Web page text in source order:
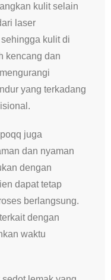
kulit selain
laser
kulit di
kencang dan
yang terkadang
juga
dan nyaman
dengan
dapat tetap
berlangsung.
dengan
waktu